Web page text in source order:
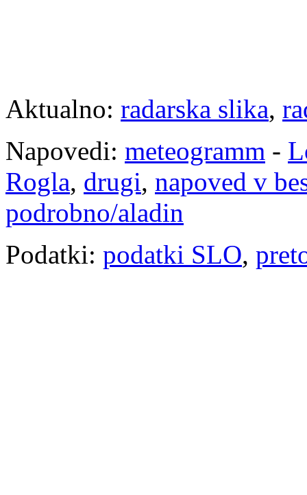
Aktualno: radarska slika,
Napovedi: meteogramm -
Rogla, drugi, napoved v
podrobno/aladin
Podatki: podatki SLO,